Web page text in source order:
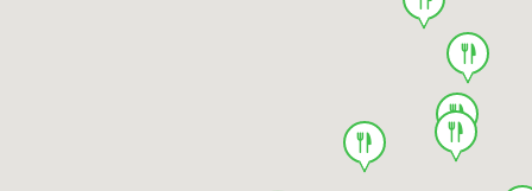
food
food
food
food